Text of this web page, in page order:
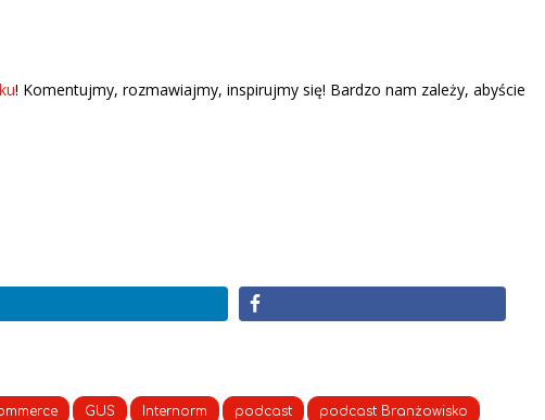
! Komentujmy, rozmawiajmy, inspirujmy się! Bardzo nam zależy, abyście
GUS Internorm podcast podcast Branżowisko